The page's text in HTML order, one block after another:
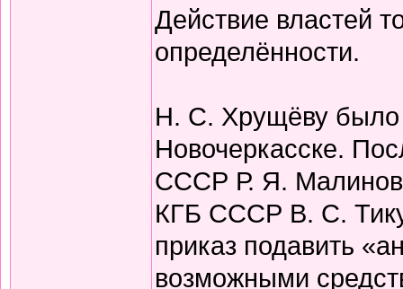
Действие властей
определённости.
Н. С. Хрущёву было
Новочеркасске.
СССР Р. Я.
КГБ СССР В. С.
приказ подавить
возможными